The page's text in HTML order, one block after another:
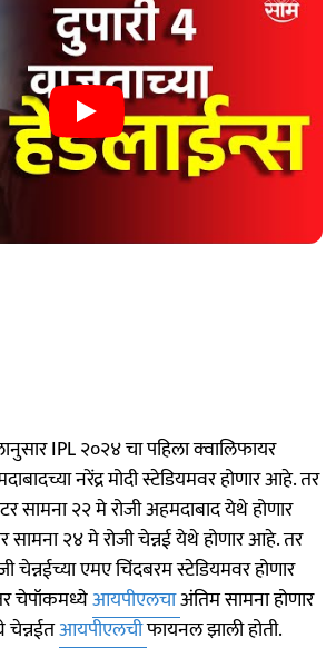
IPL २०२४ चा पहिला क्वालिफायर
नरेंद्र मोदी स्टेडियमवर होणार आहे. तर
सामना २२ मे रोजी अहमदाबाद येथे होणार
२४ मे रोजी चेन्नई येथे होणार आहे. तर
चेन्नईच्या एमए चिंदबरम स्टेडियमवर होणार
चेपॉकमध्येआयपीएलचाअंतिम सामना होणार
चेन्नईतआयपीएलचीफायनल झाली होती.